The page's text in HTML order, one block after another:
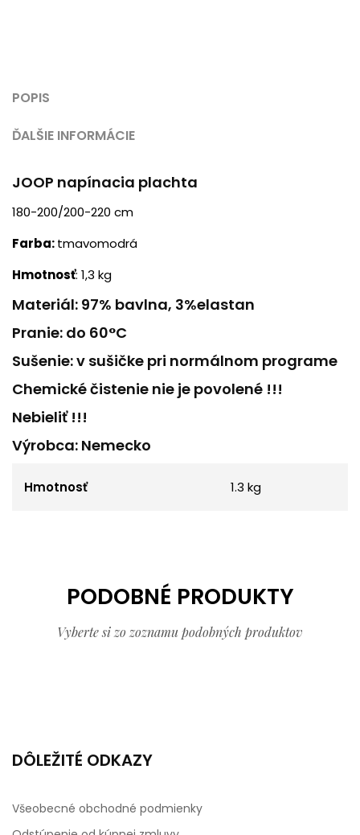
POPIS
ĎALŠIE INFORMÁCIE
JOOP napínacia plachta
180-200/200-220 cm
Farba:tmavomodrá
Hmotnosť: 1,3 kg
Materiál: 97% bavlna, 3%elastan
Pranie: do 60°C
Sušenie: v sušičke pri normálnom programe
Chemické čistenie nie je povolené !!!
Nebieliť !!!
Výrobca: Nemecko
Hmotnosť 1.3 kg
PODOBNÉ PRODUKTY
Vyberte si zo zoznamu podobných produktov
DÔLEŽITÉ ODKAZY
Všeobecné obchodné podmienky